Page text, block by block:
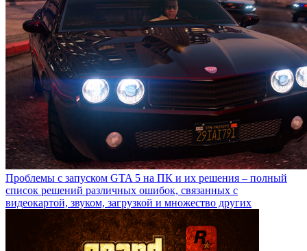
Проблемы с запуском GTA 5 на ПК и их решения – полный
список решений различных ошибок, связанных с
видеокартой, звуком, загрузкой и множество других